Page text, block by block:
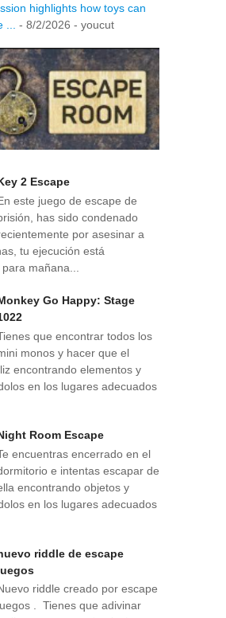
highlights how toys can
- 8/2/2026 - youcut
2 Escape
este juego de escape de
has sido condenado
por asesinar a
tu ejecución está
mañana...
Go Happy: Stage
que encontrar todos los
monos y hacer que el
encontrando elementos y
en los lugares adecuados
Room Escape
encuentras encerrado en el
e intentas escapar de
encontrando objetos y
en los lugares adecuados
riddle de escape
riddle creado por escape
. Tienes que adivinar